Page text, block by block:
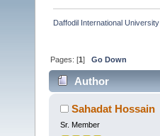
Daffodil International University
Pages: [1]Go Down
Author
Sahadat Hossain
Sr. Member